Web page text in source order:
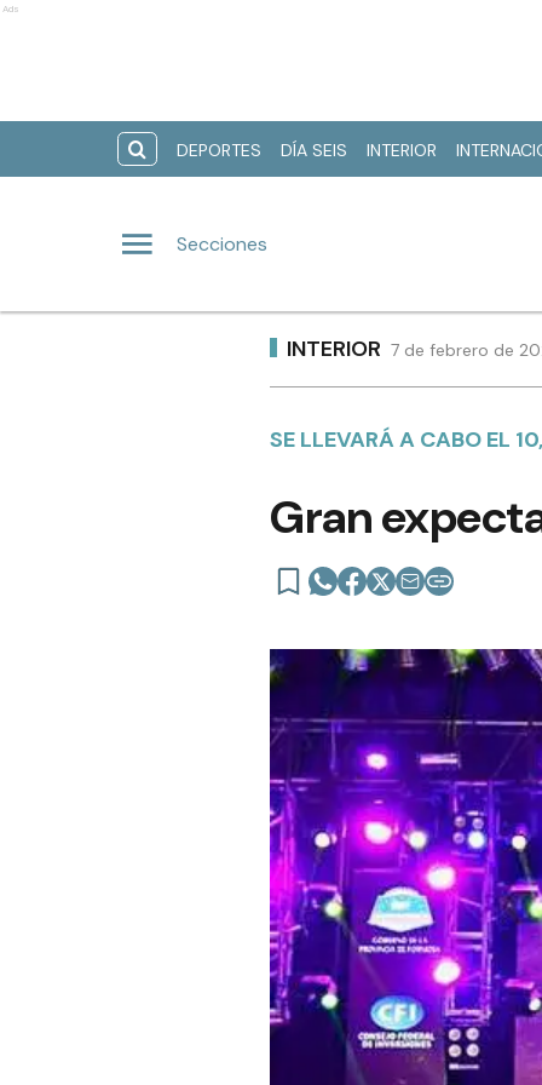
Ads
DEPORTES DÍA SEIS INTERIOR
Secciones
INTERIOR 7 de febrero de
SE LLEVARÁ A CABO EL
Gran